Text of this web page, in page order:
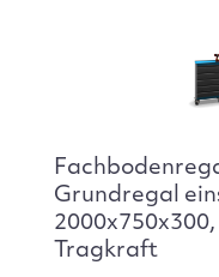
Grundregal
Tragkraft